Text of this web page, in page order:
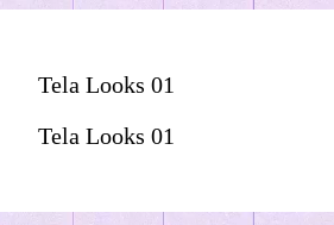
Tela Looks 01
Tela Looks 01